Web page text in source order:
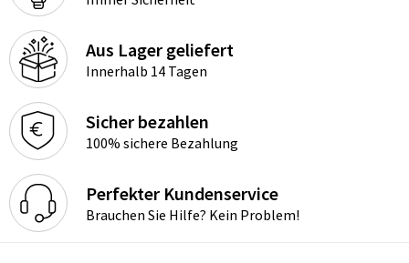
Aus Lager geliefert
Innerhalb 14 Tagen
Sicher bezahlen
100% sichere Bezahlung
Perfekter Kundenservice
Brauchen Sie Hilfe? Kein Problem!